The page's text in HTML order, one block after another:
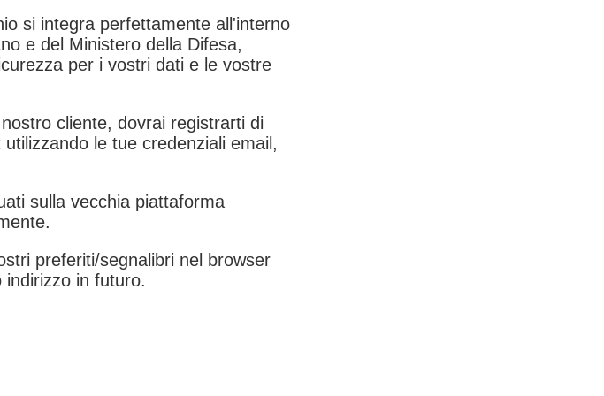
si integra perfettamente all'interno
e del Ministero della Difesa,
per i vostri dati e le vostre
cliente, dovrai registrarti di
utilizzando le tue credenziali email,
sulla vecchia piattaforma
preferiti/segnalibri nel browser
in futuro.